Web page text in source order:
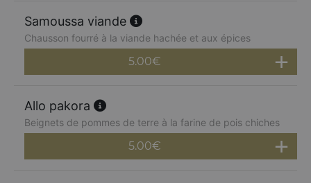
Samoussa viande
Chausson fourré à la viande hachée et aux épices
5.00€
Allo pakora
Beignets de pommes de terre à la farine de pois chiches
5.00€